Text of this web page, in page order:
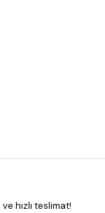
hızlı teslimat!